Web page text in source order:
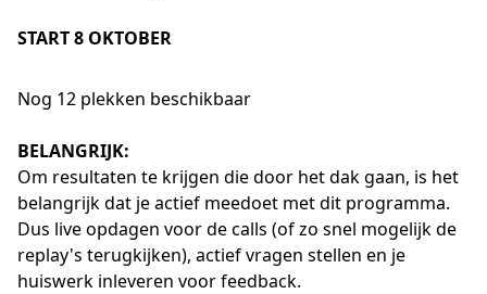
START 8 OKTOBER
Nog 12 plekken beschikbaar
BELANGRIJK:
Om resultaten te krijgen die door het dak gaan, is het
belangrijk dat je actief meedoet met dit programma.
Dus live opdagen voor de calls (of zo snel mogelijk de
replay's terugkijken), actief vragen stellen en je
huiswerk inleveren voor feedback.